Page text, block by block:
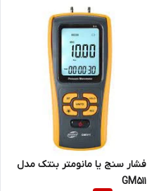
فشار سنج یا مانومتر بنتک مدل
GM511